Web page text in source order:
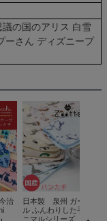
の国のアリス 白雪
ーさん ディズニープ
治
日本製 泉州 ガーゼ タ
ル ふんわりした手触りア
ニマルシリーズ